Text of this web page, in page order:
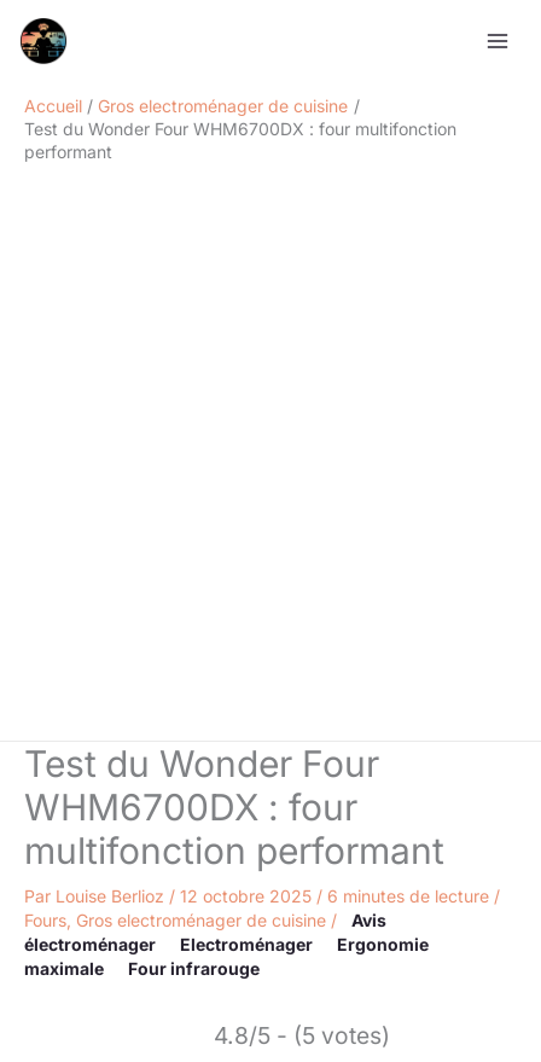
Accueil
Gros electroménager de cuisine
Test du Wonder Four WHM6700DX : four multifonction
performant
Test du Wonder Four
WHM6700DX : four
multifonction performant
Par Louise Berlioz / 12 octobre 2025 / 6 minutes de lecture /
Fours Gros electroménager de cuisine /
Avis
électroménager
Electroménager
Ergonomie
maximale
Four infrarouge
4.8/5 - (5 votes)
Rechercher